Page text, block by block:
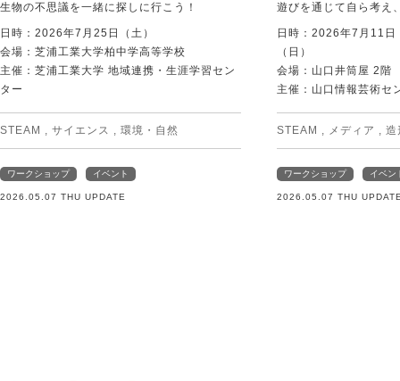
生物の不思議を一緒に探しに行こう！
日時：2026年7月25日（土）
会場：芝浦工業大学柏中学高等学校
主催：芝浦工業大学 地域連携・生涯学習セン
ター
STEAM , サイエンス , 環境・自然
ワークショップ イベント
2026.05.07 THU UPDATE
遊びを通じて自ら考え
日時：2026年7月11
（日）
会場：山口井筒屋 2階
主催：山口情報芸術セ
STEAM , メディア , 造
ワークショップ イベン
2026.05.07 THU